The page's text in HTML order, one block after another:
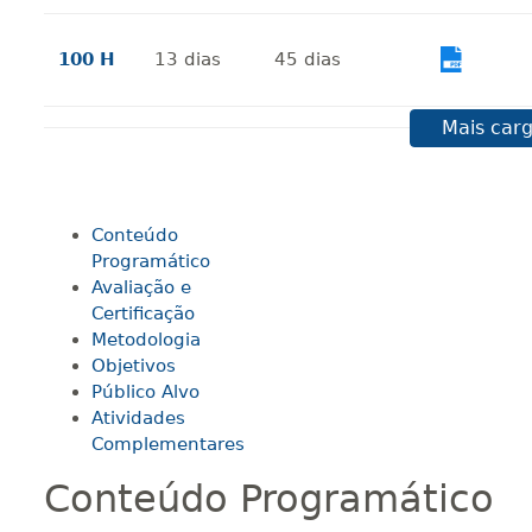
100 H 13 dias 45 dias
140 H 18
160 H 20dias
180 H 23dias
dias
Mais
Conteúdo
Programático
Avaliação e
Certificação
Metodologia
Objetivos
Público Alvo
Atividades
Complementares
Conteúdo Programático